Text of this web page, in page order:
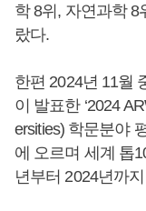
학 8위, 자연과학 8
랐다.
한편 2024년 11월
이 발표한 ‘2024
ersities) 학문분야
에 오르며 세계 톱
년부터 2024년까